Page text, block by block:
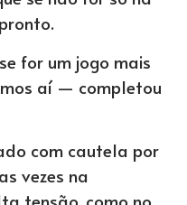
for um jogo mais
aí — completou
com cautela por
vezes na